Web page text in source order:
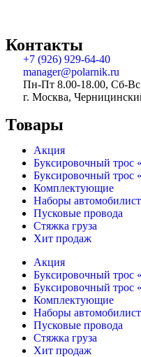
Контакты
+7 (926) 929-64-40
manager@polarnik.ru
Пн-Пт 8.00-18.00, Сб-
г. Москва,
Товары
Акция
Буксировочный трос
Буксировочный трос
Комплектующие
Наборы
Пусковые провода
Стяжка груза
Хит продаж
Акция
Буксировочный трос
Буксировочный трос
Комплектующие
Наборы
Пусковые провода
Стяжка груза
Хит продаж